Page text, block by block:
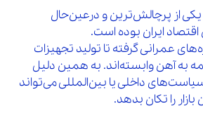
از پرچالش‌ترین و درعین‌حال
ایران بوده است.
عمرانی گرفته تا تولید تجهیزات
به آهن وابسته‌اند. به همین دلیل
داخلی یا بین‌المللی می‌تواند
را تکان بدهد.